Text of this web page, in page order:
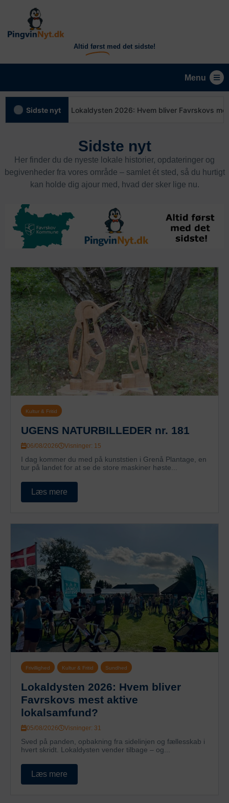
Altid først med det sidste!
Menu
Sidste nyt
Lokaldysten 2026: Hvem bliver Favrskovs mest aktive
Sidste nyt
Her finder du de nyeste lokale historier, opdateringer og
begivenheder fra vores område – samlet ét sted, så du hurtigt
kan holde dig ajour med, hvad der sker lige nu.
Annonce
Kultur & Fritid
UGENS NATURBILLEDER nr. 181
06/08/2026 Visninger: 15
I dag kommer du med på kunststien i Grenå Plantage, en
tur på landet for at se de store maskiner høste...
Læs mere
Frivillighed Kultur & Fritid Sundhed
Lokaldysten 2026: Hvem bliver
Favrskovs mest aktive
lokalsamfund?
05/08/2026 Visninger: 31
Sved på panden, opbakning fra sidelinjen og fællesskab i
hvert skridt. Lokaldysten vender tilbage – og...
Læs mere